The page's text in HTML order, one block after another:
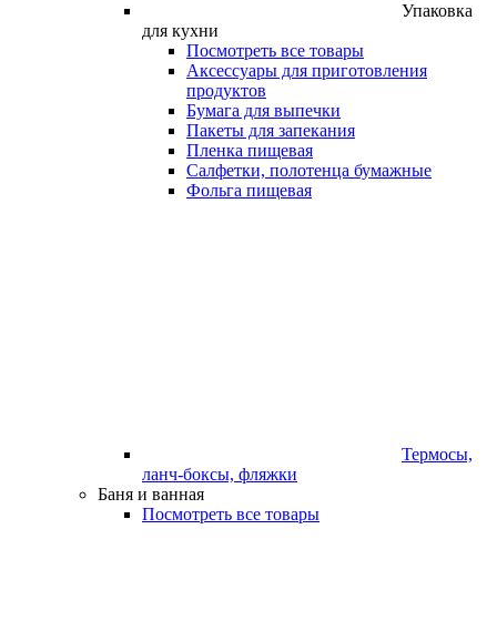
Упаковка
для кухни
Посмотреть все товары
Аксессуары для приготовления
продуктов
Бумага для выпечки
Пакеты для запекания
Пленка пищевая
Салфетки, полотенца бумажные
Фольга пищевая
Термосы,
ланч-боксы, фляжки
Баня и ванная
Посмотреть все товары